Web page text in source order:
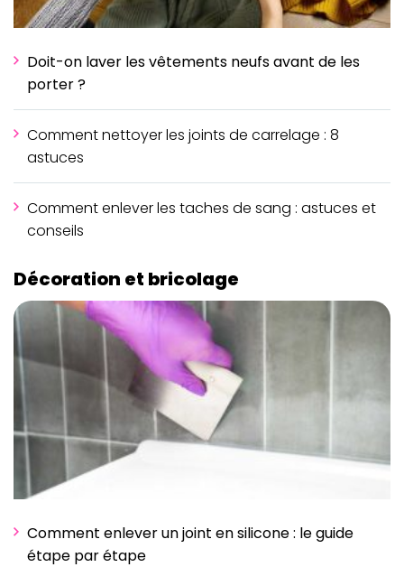
Doit-on laver les vêtements neufs avant de les
porter ?
Comment nettoyer les joints de carrelage : 8
astuces
Comment enlever les taches de sang : astuces et
conseils
Décoration et bricolage
Comment enlever un joint en silicone : le guide
étape par étape